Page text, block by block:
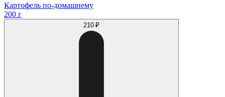
Картофель по-домашнему
200 г
210 ₽